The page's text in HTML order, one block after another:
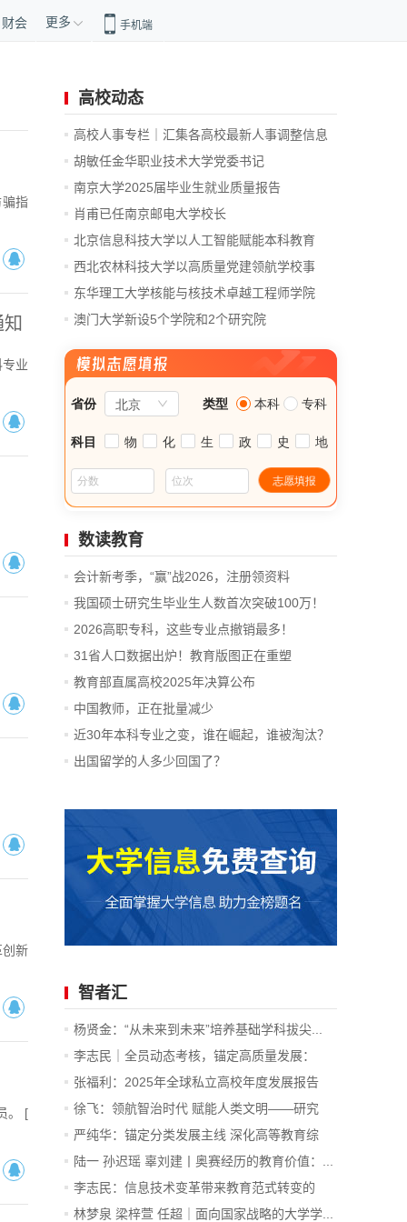
财会 更多 手机端
指
业
新
。 [
高校动态
高校人事专栏｜汇集各高校最新人事调整信息
胡敏任金华职业技术大学党委书记
南京大学2025届毕业生就业质量报告
肖甫已任南京邮电大学校长
北京信息科技大学以人工智能赋能本科教育
教...
西北农林科技大学以高质量党建领航学校事
业...
东华理工大学核能与核技术卓越工程师学院
揭...
澳门大学新设5个学院和2个研究院
数读教育
会计新考季，“赢”战2026，注册领资料
我国硕士研究生毕业生人数首次突破100万！
2026高职专科，这些专业点撤销最多！
31省人口数据出炉！教育版图正在重塑
教育部直属高校2025年决算公布
中国教师，正在批量减少
近30年本科专业之变，谁在崛起，谁被淘汰？
出国留学的人多少回国了？
智者汇
杨贤金：“从未来到未来”培养基础学科拔尖...
李志民｜全员动态考核，锚定高质量发展：
读...
张福利：2025年全球私立高校年度发展报告
徐飞：领航智治时代 赋能人类文明——研究
型...
严纯华：锚定分类发展主线 深化高等教育综
合...
陆一 孙迟瑶 辜刘建丨奥赛经历的教育价值：...
李志民：信息技术变革带来教育范式转变的
内...
林梦泉 梁梓萱 任超｜面向国家战略的大学学...